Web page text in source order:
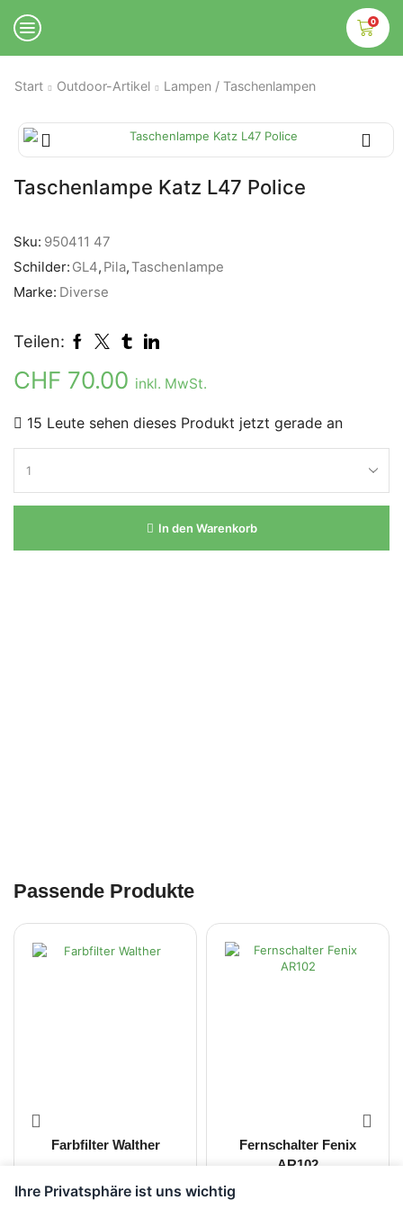
0
Start Outdoor-Artikel Lampen / Taschenlampen
Taschenlampe Katz L47 Police
Sku: 950411 47
Schilder: GL4, Pila,Taschenlampe
Marke: Diverse
Teilen:
CHF 70.00 inkl. MwSt.
15 Leute sehen dieses Produkt jetzt gerade an
In den Warenkorb
Passende Produkte
Farbfilter Walther
Fernschalter Fenix
AR102
Ihre Privatsphäre ist uns wichtig